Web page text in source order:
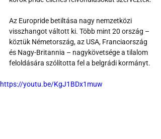
Az Europride betiltása nagy nemzetközi
visszhangot váltott ki. Több mint 20 ország –
köztük Németország, az USA, Franciaország
és Nagy-Britannia – nagykövetsége a tilalom
feloldására szólította fel a belgrádi kormányt.
https://youtu.be/KgJ1BDx1muw